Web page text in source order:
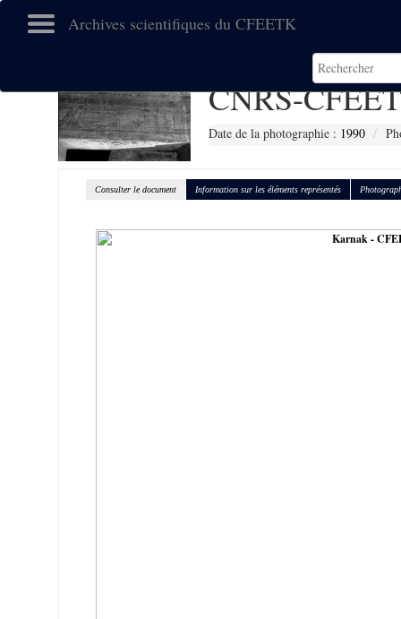
Archives scientifiques du CFEETK
CNRS-
Date de la photographie : 1990
Consulter le document Information sur les éléments représentés